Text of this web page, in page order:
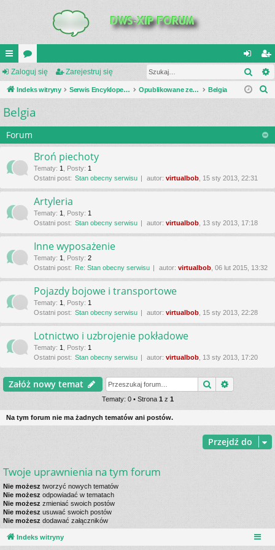
UI
C
K
_L
IN
K
or
a
al
og
si
ę
ar
ej
tru
j
Zaloguj się Zarejestruj się
Indeks witryny Serwis Encyklopedia Uzbrojenia Opublikowane zestawienia Belgia
a
Belgia
Forum
Broń piechoty
Tematy: 1 Posty: 1
Ostatni post: Stan obecny serwisu autor: virtualbob , 15 sty 2013, 22:31
Artyleria
Tematy: 1 Posty: 1
Ostatni post: Stan obecny serwisu autor: virtualbob , 13 sty 2013, 17:18
Inne wyposażenie
Tematy: 1 Posty: 2
Ostatni post: Re: Stan obecny serwisu autor: virtualbob , 06 lut 2015, 13:32
Pojazdy bojowe i transportowe
Tematy: 1 Posty: 1
Ostatni post: Stan obecny serwisu autor: virtualbob , 15 sty 2013, 22:28
Lotnictwo i uzbrojenie pokładowe
Tematy: 1 Posty: 1
Ostatni post: Stan obecny serwisu autor: virtualbob , 13 sty 2013, 17:20
Załóż nowy temat Szukaj
Tematy: 0 • Strona 1z 1
Na tym forum nie ma żadnych tematów ani postów.
Przejdź do
Twoje uprawnienia na tym forum
Nie możesz tworzyć nowych tematów
Nie możesz odpowiadać w tematach
Nie możesz zmieniać swoich postów
Nie możesz usuwać swoich postów
Nie możesz dodawać załączników
Indeks witryny